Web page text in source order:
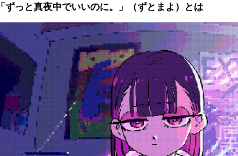
「ずっと真夜中でいいのに。」（ずとまよ）とは